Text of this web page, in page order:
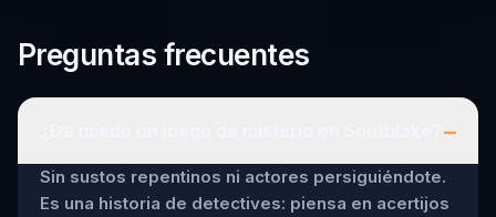
Preguntas frecuentes
–
Sin sustos repentinos ni actores persiguiéndote.
Es una historia de detectives: piensa en acertijos